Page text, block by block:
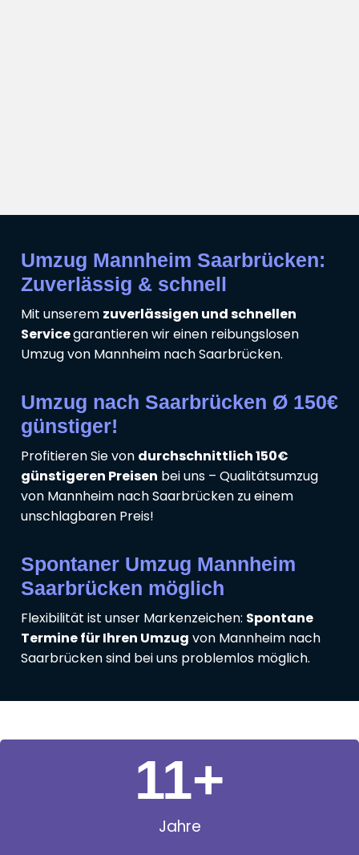
Umzug Mannheim Saarbrücken:
Zuverlässig & schnell
Mit unserem zuverlässigen und schnellen
Servicegarantieren wir einen reibungslosen
Umzug von Mannheim nach Saarbrücken.
Umzug nach Saarbrücken Ø 150€
günstiger!
Profitieren Sie von durchschnittlich 150€
günstigeren Preisen bei uns – Qualitätsumzug
von Mannheim nach Saarbrücken zu einem
unschlagbaren Preis!
Spontaner Umzug Mannheim
Saarbrücken möglich
Flexibilität ist unser Markenzeichen: Spontane
Termine für Ihren Umzug von Mannheim nach
Saarbrücken sind bei uns problemlos möglich.
Jahre
11+